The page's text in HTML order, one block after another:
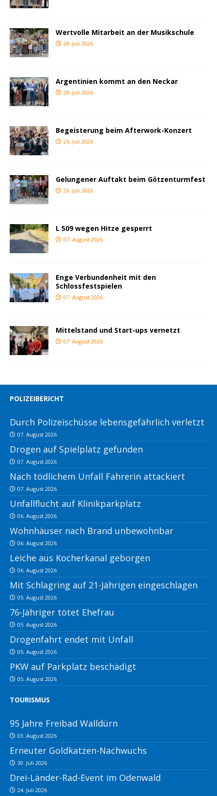
Wertvolle Mitarbeit an der Musikschule
28. Juli 2026
Argentinien kommt an den Neckar
28. Juli 2026
Begeisterung beim Afterwork-Konzert
26. Juli 2026
Gelungener Auftakt beim Götzenturmfest
26. Juli 2026
L 509 wegen Hitze gesperrt
07. August 2026
Enge Verbundenheit mit den
Schlossfestspielen
07. August 2026
Mittelstand und Start-ups vernetzt
07. August 2026
POLIZEIBERICHT
Durch Polizeischüsse lebensgefährlich verletzt
07. August 2026
Drogen auf Spielplatz gefunden
07. August 2026
Nach tödlichem Unfall Fahrerin attackiert
07. August 2026
Unfallflucht auf Klinikparkplatz
06. August 2026
Wohnhäuser nach Brand unbewohnbar
06. August 2026
Leiche aus Kocherkanal geborgen
06. August 2026
Mit Schlagring auf 21-Jährigen eingeschlagen
05. August 2026
76-Jähriger tötet Ehefrau
05. August 2026
Drogenfahrt endet mit Unfall
05. August 2026
PKW auf Parkplatz beschädigt
05. August 2026
TOURISMUS
95 Jahre Freibad Walldürn
03. August 2026
Erneuter Goldkatzen-Nachwuchs
30. Juli 2026
Drei-Länder-Rad-Event im Odenwald
24. Juli 2026